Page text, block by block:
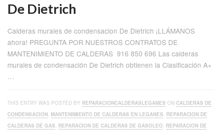
De Dietrich
Calderas murales de condensacion De Dietrich ¡LLÁMANOS
ahora! PREGUNTA POR NUESTROS CONTRATOS DE
MANTENIMIENTO DE CALDERAS 916 850 696 Las calderas
murales de condensación De Dietrich obtienen la Clasificación A+
…
THIS ENTRY WAS POSTED BY REPARACIONCALDERASLEGANES ON CALDERAS DE
CONDENSACION, MANTENIMIENTO DE CALDERAS EN LEGANES, REPARACION DE
CALDERAS DE GAS, REPARACION DE CALDERAS DE GASOLEO, REPARACION DE